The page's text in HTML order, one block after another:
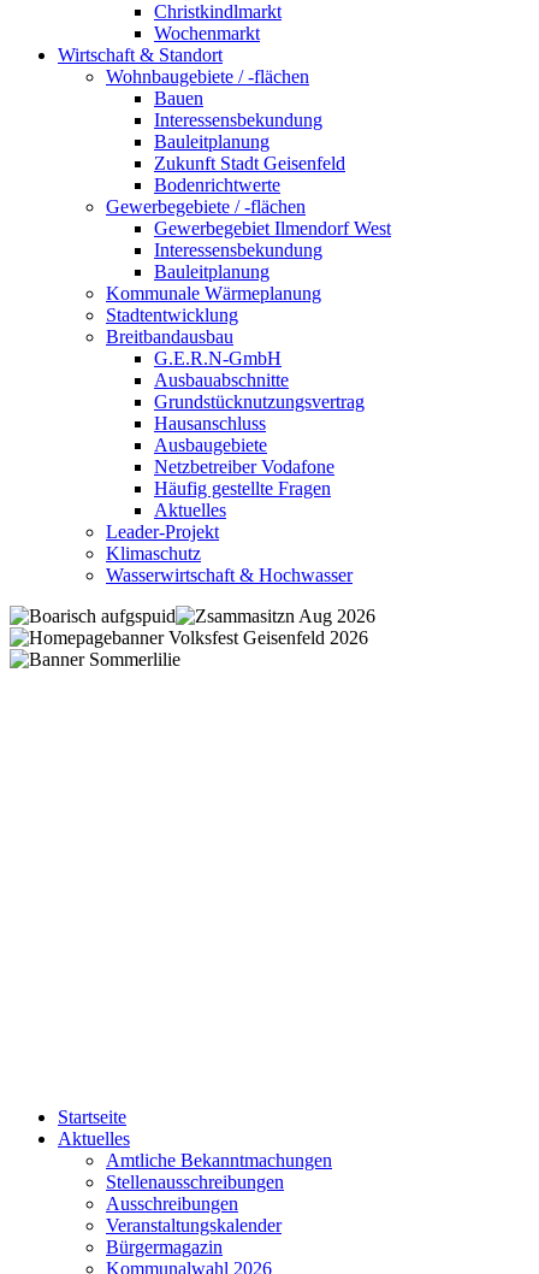
Christkindlmarkt
Wochenmarkt
Wirtschaft & Standort
Wohnbaugebiete / -flächen
Bauen
Interessensbekundung
Bauleitplanung
Zukunft Stadt Geisenfeld
Bodenrichtwerte
Gewerbegebiete / -flächen
Gewerbegebiet Ilmendorf West
Interessensbekundung
Bauleitplanung
Kommunale Wärmeplanung
Stadtentwicklung
Breitbandausbau
G.E.R.N-GmbH
Ausbauabschnitte
Grundstücknutzungsvertrag
Hausanschluss
Ausbaugebiete
Netzbetreiber Vodafone
Häufig gestellte Fragen
Aktuelles
Leader-Projekt
Klimaschutz
Wasserwirtschaft & Hochwasser
Startseite
Aktuelles
Amtliche Bekanntmachungen
Stellenausschreibungen
Ausschreibungen
Veranstaltungskalender
Bürgermagazin
Kommunalwahl 2026